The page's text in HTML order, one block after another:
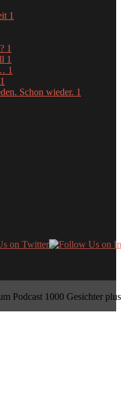
1
1
1
1
1
Schon wieder. 1
Podcast 1000 Gesichter